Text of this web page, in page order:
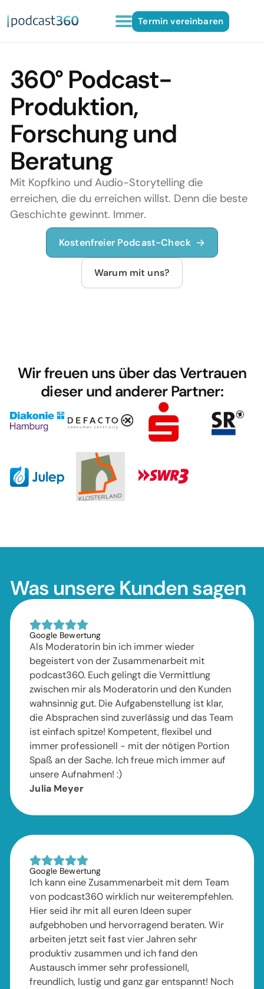
Termin vereinbaren
360° Podcast-
Produktion,
Forschung und
Beratung
Mit Kopfkino und Audio-Storytelling die
erreichen, die du erreichen willst. Denn die beste
Geschichte gewinnt. Immer.
Kostenfreier Podcast-Check
Warum mit uns?
Wir freuen uns über das Vertrauen
dieser und anderer Partner:
Was unsere Kunden sagen
Google Bewertung
Als Moderatorin bin ich immer wieder
begeistert von der Zusammenarbeit mit
podcast360. Euch gelingt die Vermittlung
zwischen mir als Moderatorin und den Kunden
wahnsinnig gut. Die Aufgabenstellung ist klar,
die Absprachen sind zuverlässig und das Team
ist einfach spitze! Kompetent, flexibel und
immer professionell - mit der nötigen Portion
Spaß an der Sache. Ich freue mich immer auf
unsere Aufnahmen! :)
Julia Meyer
Google Bewertung
Ich kann eine Zusammenarbeit mit dem Team
von podcast360 wirklich nur weiterempfehlen.
Hier seid ihr mit all euren Ideen super
aufgebhoben und hervorragend beraten. Wir
arbeiten jetzt seit fast vier Jahren sehr
produktiv zusammen und ich fand den
Austausch immer sehr professionell,
freundlich, lustig und ganz gar entspannt! Noch